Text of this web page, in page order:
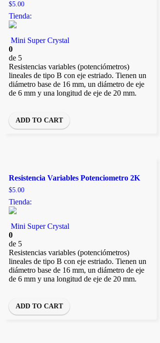
$5.00
Tienda:
Mini Super Crystal
0
de 5
Resistencias variables (potenciómetros)
lineales de tipo B con eje estriado. Tienen un
diámetro base de 16 mm, un diámetro de eje
de 6 mm y una longitud de eje de 20 mm.
ADD TO CART
Resistencia Variables Potenciometro 2K
$5.00
Tienda:
Mini Super Crystal
0
de 5
Resistencias variables (potenciómetros)
lineales de tipo B con eje estriado. Tienen un
diámetro base de 16 mm, un diámetro de eje
de 6 mm y una longitud de eje de 20 mm.
ADD TO CART